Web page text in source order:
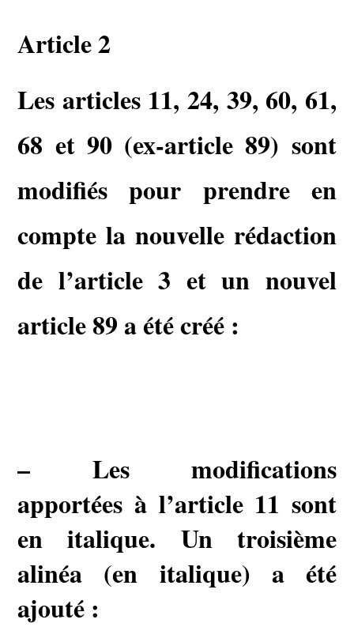
Article 2
Les articles 11, 24, 39, 60, 61,
68 et 90 (ex-article 89) sont
modifiés pour prendre en
compte la nouvelle rédaction
de l’article 3 et un nouvel
article 89 a été créé :
– Les modifications
apportées à l’article 11 sont
en italique. Un troisième
alinéa (en italique) a été
ajouté :